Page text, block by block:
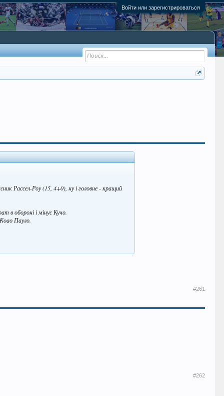
Войти или зарегистрироваться
Рассел-Роу (15, 4+0), ну і головне - кращий
в обороні і мінус Кучо.
Пауло.
#261
#262